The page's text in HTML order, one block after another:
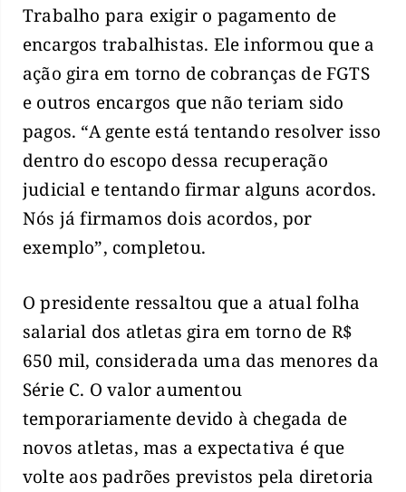
Trabalho para exigir o pagamento de
encargos trabalhistas. Ele informou que a
ação gira em torno de cobranças de FGTS
e outros encargos que não teriam sido
pagos. “A gente está tentando resolver isso
dentro do escopo dessa recuperação
judicial e tentando firmar alguns acordos.
Nós já firmamos dois acordos, por
exemplo”, completou.
O presidente ressaltou que a atual folha
salarial dos atletas gira em torno de R$
650 mil, considerada uma das menores da
Série C. O valor aumentou
temporariamente devido à chegada de
novos atletas, mas a expectativa é que
volte aos padrões previstos pela diretoria